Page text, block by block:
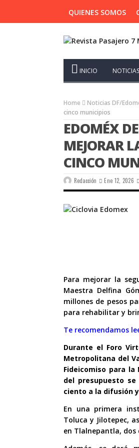
QUIENES SOMOS
INICIO NOTICIAS
Home Noticias DF/
cinco municipios
EDOMÉX
MEJORAR
CINCO
Redacción Ene 12, 2026
Para mejorar la
Maestra Delfina
millones de pesos
para rehabilitar y
Te recomendamos
Durante el Foro
Metropolitana del
Fideicomiso para
del presupuesto
ciento a la difusión
En una primera
Toluca y Jilotepec,
en Tlalnepantla, dos